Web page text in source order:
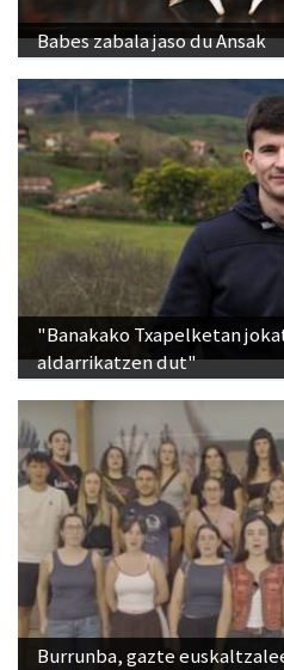
Babes zabala jaso du Ansak
"Banakako Txapelketan
aldarrikatzen dut"
Burrunba, gazte